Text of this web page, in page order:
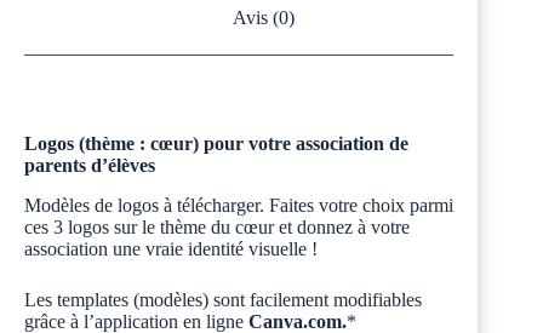
Avis (0)
Logos (thème : cœur) pour votre association de
parents d’élèves
Modèles de logos à télécharger. Faites votre choix parmi
ces 3 logos sur le thème du cœur et donnez à votre
association une vraie identité visuelle !
Les templates (modèles) sont facilement modifiables
grâce à l’application en ligne Canva.com.*